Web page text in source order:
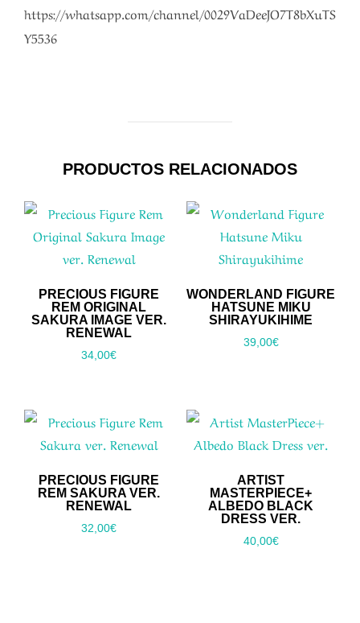
https://whatsapp.com/channel/0029VaDeeJO7T8bXuTS
Y5536
PRODUCTOS RELACIONADOS
PRECIOUS FIGURE
REM ORIGINAL
SAKURA IMAGE VER.
RENEWAL
34,00€
WONDERLAND FIGURE
HATSUNE MIKU
SHIRAYUKIHIME
39,00€
PRECIOUS FIGURE
REM SAKURA VER.
RENEWAL
32,00€
ARTIST
MASTERPIECE+
ALBEDO BLACK
DRESS VER.
40,00€